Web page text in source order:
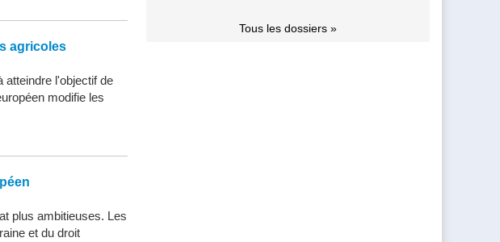
agricoles
atteindre l'objectif de
modifie les
plus ambitieuses. Les
et du droit
Tous les dossiers »